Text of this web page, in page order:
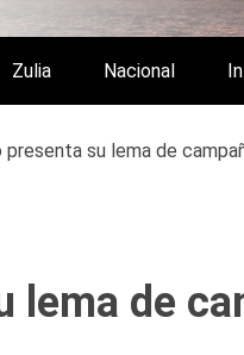
Y DE
Zulia Nacional
presenta su lema de
lema de